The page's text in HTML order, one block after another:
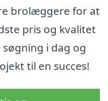
brolæggere for at
pris og kvalitet
i dag og
til en succes!